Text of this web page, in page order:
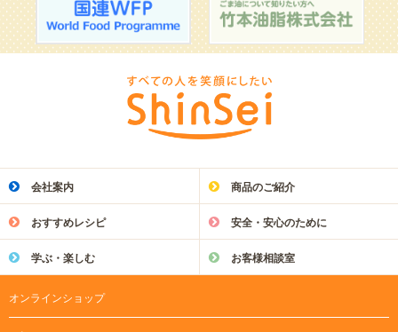
会社案内 商品のご紹介
おすすめレシピ 安全・安心のために
学ぶ・楽しむ お客様相談室
オンラインショップ